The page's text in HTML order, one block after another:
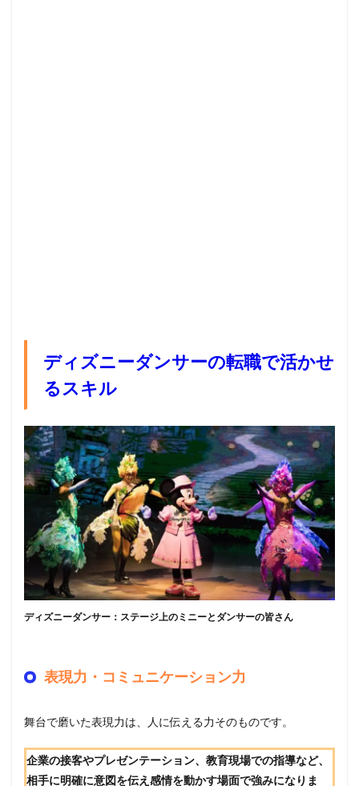
ディズニーダンサーの転職で活かせ
るスキル
ディズニーダンサー：ステージ上のミニーとダンサーの皆さん
表現力・コミュニケーション力
舞台で磨いた表現力は、人に伝える力そのものです。
企業の接客やプレゼンテーション、教育現場での指導など、
相手に明確に意図を伝え感情を動かす場面で強みになりま